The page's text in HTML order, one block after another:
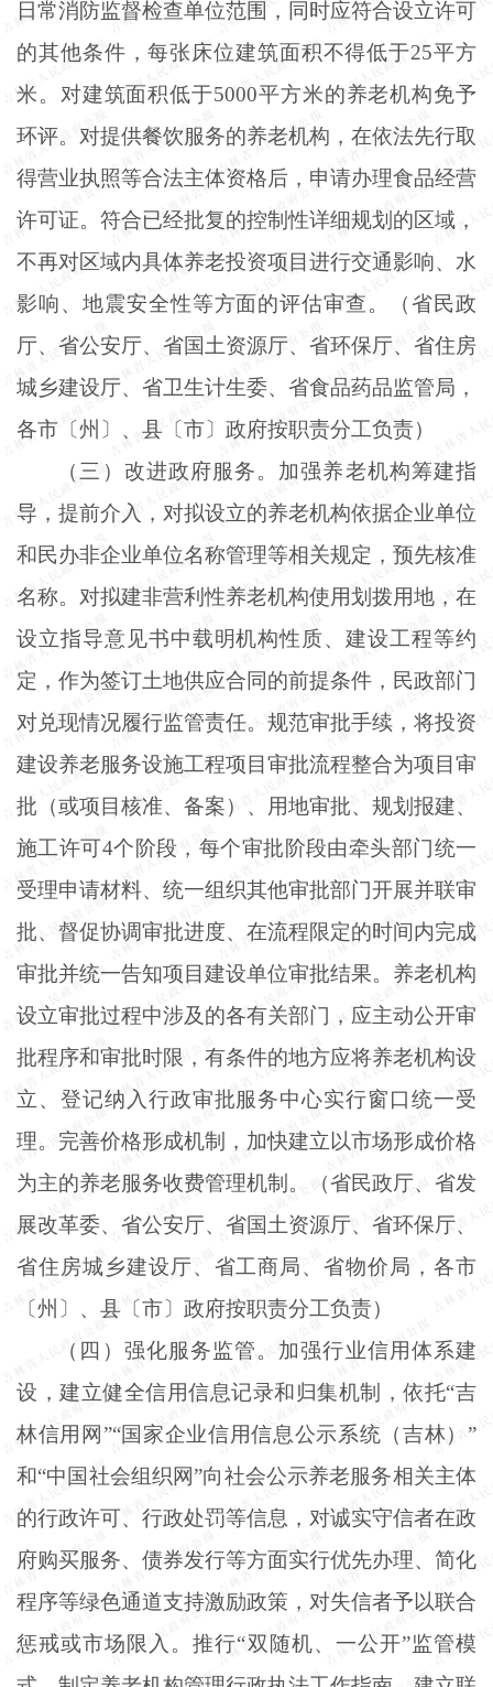
日常消防监督检查单位范围，同时应符合设立许可
的其他条件，每张床位建筑面积不得低于25平方
米。对建筑面积低于5000平方米的养老机构免予
环评。对提供餐饮服务的养老机构，在依法先行取
得营业执照等合法主体资格后，申请办理食品经营
许可证。符合已经批复的控制性详细规划的区域，
不再对区域内具体养老投资项目进行交通影响、水
影响、地震安全性等方面的评估审查。（省民政
厅、省公安厅、省国土资源厅、省环保厅、省住房
城乡建设厅、省卫生计生委、省食品药品监管局，
各市〔州〕、县〔市〕政府按职责分工负责）
（三）改进政府服务。加强养老机构筹建指
导，提前介入，对拟设立的养老机构依据企业单位
和民办非企业单位名称管理等相关规定，预先核准
名称。对拟建非营利性养老机构使用划拨用地，在
设立指导意见书中载明机构性质、建设工程等约
定，作为签订土地供应合同的前提条件，民政部门
对兑现情况履行监管责任。规范审批手续，将投资
建设养老服务设施工程项目审批流程整合为项目审
批（或项目核准、备案）、用地审批、规划报建、
施工许可4个阶段，每个审批阶段由牵头部门统一
受理申请材料、统一组织其他审批部门开展并联审
批、督促协调审批进度、在流程限定的时间内完成
审批并统一告知项目建设单位审批结果。养老机构
设立审批过程中涉及的各有关部门，应主动公开审
批程序和审批时限，有条件的地方应将养老机构设
立、登记纳入行政审批服务中心实行窗口统一受
理。完善价格形成机制，加快建立以市场形成价格
为主的养老服务收费管理机制。（省民政厅、省发
展改革委、省公安厅、省国土资源厅、省环保厅、
省住房城乡建设厅、省工商局、省物价局，各市
〔州〕、县〔市〕政府按职责分工负责）
（四）强化服务监管。加强行业信用体系建
设，建立健全信用信息记录和归集机制，依托“吉
林信用网”“国家企业信用信息公示系统（吉林）”
和“中国社会组织网”向社会公示养老服务相关主体
的行政许可、行政处罚等信息，对诚实守信者在政
府购买服务、债券发行等方面实行优先办理、简化
程序等绿色通道支持激励政策，对失信者予以联合
惩戒或市场限入。推行“双随机、一公开”监管模